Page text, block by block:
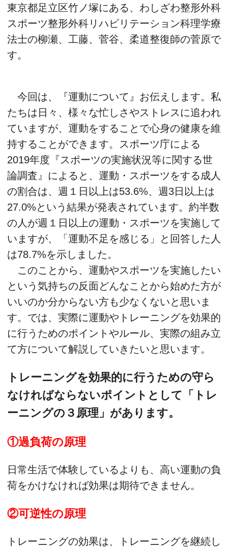
東京都足立区竹ノ塚にある、わしざわ整形外科
スポーツ整形外科リハビリテーション科理学療
法士の柳瀬、工藤、菅谷、柔道整復師の菅原で
す。
今回は、『運動について』お伝えします。私
たちは日々、様々な忙しさやストレスに追われ
ていますが、運動をすることで心身の健康を維
持することができます。スポーツ庁による
2019年度『スポーツの実施状況等に関する世
論調査』によると、運動・スポーツをする成人
の割合は、週１日以上は53.6%、週3日以上は
27.0%という結果が発表されています。約半数
の人が週１日以上の運動・スポーツを実施して
いますが、「運動不足を感じる」と回答した人
は78.7%を示しました。
このことから、運動やスポーツを実施したい
という気持ちの反面どんなことから始めた方が
いいのか分からない方も少なくないと思いま
す。では、実際に運動やトレーニングを効果的
に行うためのポイントやルール、実際の組み立
て方について解説していきたいと思います。
トレーニングを効果的に行うための守ら
なければならないポイントとして「トレ
ーニングの３原理」があります。
①過負荷の原理
日常生活で体験しているよりも、高い運動の負
荷をかけなければ効果は期待できません。
②可逆性の原理
トレーニングの効果は、トレーニングを継続し